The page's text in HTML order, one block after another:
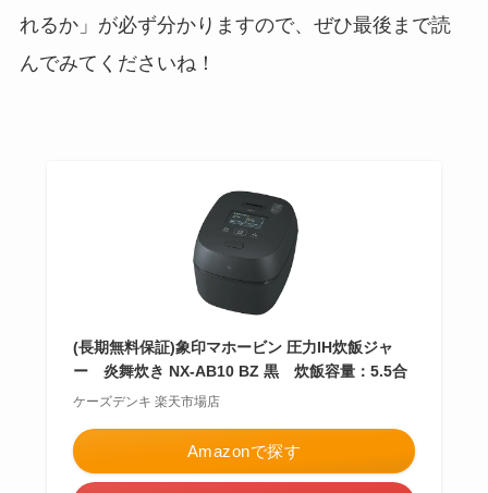
れるか」が必ず分かりますので、ぜひ最後まで読
んでみてくださいね！
(長期無料保証)象印マホービン 圧力IH炊飯ジャ
ー 炎舞炊き NX-AB10 BZ 黒 炊飯容量：5.5合
ケーズデンキ 楽天市場店
Amazonで探す